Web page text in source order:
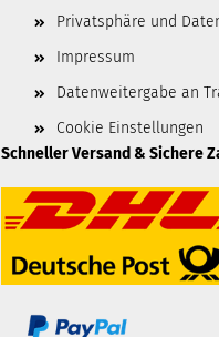
Privatsphäre und
Impressum
Datenweitergabe an
Cookie Einstellungen
Schneller Versand & Sichere